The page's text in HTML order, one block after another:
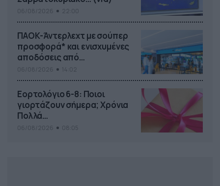
ΠΑΟΚ-Άντερλεχτ με σούπερ
προσφορά* και ενισχυμένες
αποδόσεις από
το Pamestoixima.gr
Εορτολόγιο 6-8: Ποιοι
γιορτάζουν σήμερα; Χρόνια
Πολλά…